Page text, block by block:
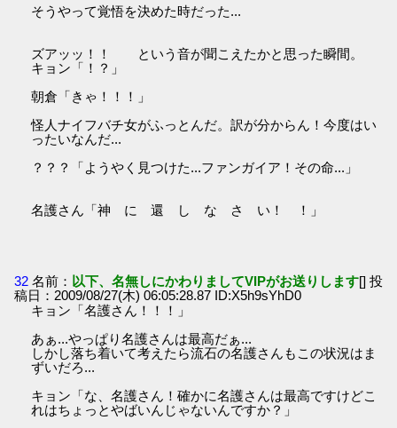
そうやって覚悟を決めた時だった...
ズアッッ！！ という音が聞こえたかと思った瞬間。
キョン「！？」
朝倉「きゃ！！！」
怪人ナイフバチ女がふっとんだ。訳が分からん！今度はい
ったいなんだ...
？？？「ようやく見つけた...ファンガイア！その命...」
名護さん「神 に 還 し な さ い！ ！」
32 名前： 以下、名無しにかわりましてVIPがお送りします[] 投
稿日：2009/08/27(木) 06:05:28.87 ID:X5h9sYhD0
キョン「名護さん！！！」
あぁ...やっぱり名護さんは最高だぁ...
しかし落ち着いて考えたら流石の名護さんもこの状況はま
ずいだろ...
キョン「な、名護さん！確かに名護さんは最高ですけどこ
れはちょっとやばいんじゃないんですか？」